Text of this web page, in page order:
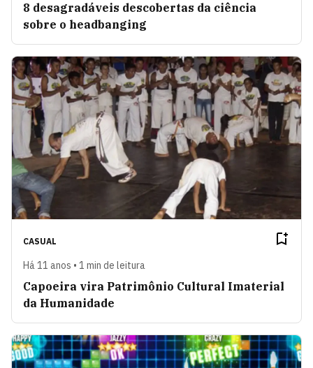
8 desagradáveis descobertas da ciência
sobre o headbanging
CASUAL
Há 11 anos • 1 min de leitura
Capoeira vira Patrimônio Cultural Imaterial
da Humanidade